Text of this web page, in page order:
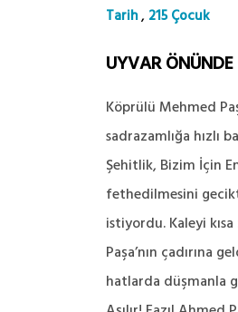
Tarih, 215 Çocuk
UYVAR
Köprülü Mehmed
sadrazamlığa hızlı
Şehitlik, Bizim İçin
fethedilmesini
istiyordu. Kaleyi
Paşa’nın çadırına
hatlarda düşmanla